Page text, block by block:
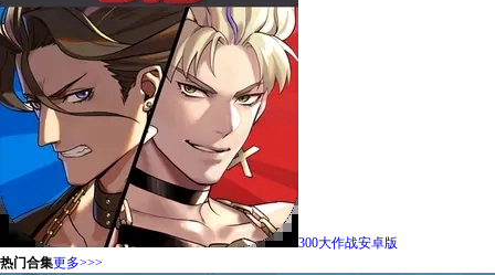
300大作战安卓版
热门合集更多>>>